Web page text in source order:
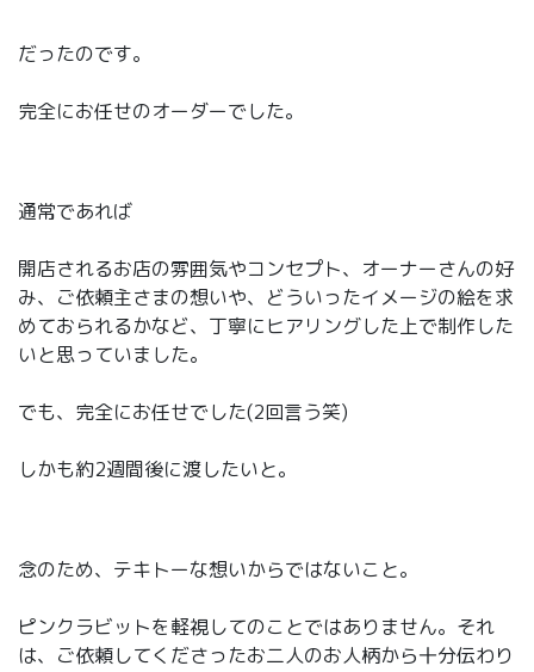
だったのです。
完全にお任せのオーダーでした。
通常であれば
開店されるお店の雰囲気やコンセプト、オーナーさんの好
み、ご依頼主さまの想いや、どういったイメージの絵を求
めておられるかなど、丁寧にヒアリングした上で制作した
いと思っていました。
でも、完全にお任せでした(2回言う笑)
しかも約2週間後に渡したいと。
念のため、テキトーな想いからではないこと。
ピンクラビットを軽視してのことではありません。それ
は、ご依頼してくださったお二人のお人柄から十分伝わり